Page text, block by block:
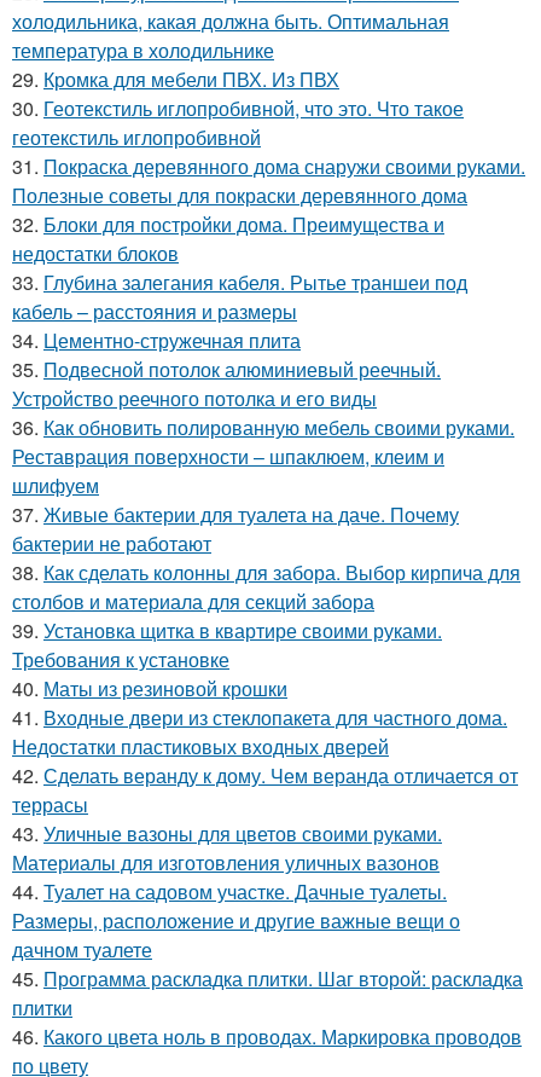
холодильника, какая должна быть. Оптимальная
температура в холодильнике
29. Кромка для мебели ПВХ. Из ПВХ
30. Геотекстиль иглопробивной, что это. Что такое
геотекстиль иглопробивной
31. Покраска деревянного дома снаружи своими руками.
Полезные советы для покраски деревянного дома
32. Блоки для постройки дома. Преимущества и
недостатки блоков
33. Глубина залегания кабеля. Рытье траншеи под
кабель – расстояния и размеры
34. Цементно-стружечная плита
35. Подвесной потолок алюминиевый реечный.
Устройство реечного потолка и его виды
36. Как обновить полированную мебель своими руками.
Реставрация поверхности – шпаклюем, клеим и
шлифуем
37. Живые бактерии для туалета на даче. Почему
бактерии не работают
38. Как сделать колонны для забора. Выбор кирпича для
столбов и материала для секций забора
39. Установка щитка в квартире своими руками.
Требования к установке
40. Маты из резиновой крошки
41. Входные двери из стеклопакета для частного дома.
Недостатки пластиковых входных дверей
42. Сделать веранду к дому. Чем веранда отличается от
террасы
43. Уличные вазоны для цветов своими руками.
Материалы для изготовления уличных вазонов
44. Туалет на садовом участке. Дачные туалеты.
Размеры, расположение и другие важные вещи о
дачном туалете
45. Программа раскладка плитки. Шаг второй: раскладка
плитки
46. Какого цвета ноль в проводах. Маркировка проводов
по цвету